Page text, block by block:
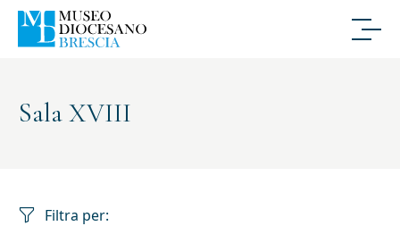
Sala XVIII
Filtra per: